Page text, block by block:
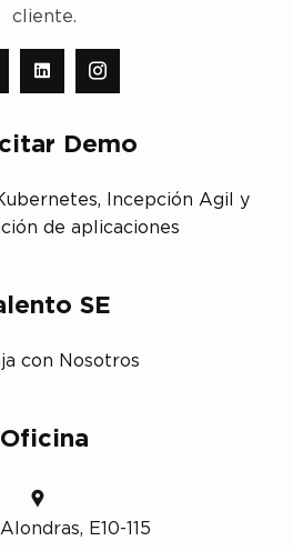
cliente.
Demo
Incepción Agil y
de aplicaciones
SE
con Nosotros
Oficina
E10-115